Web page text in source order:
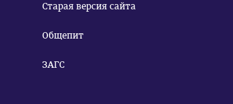
Старая версия сайта
Общепит
ЗАГС